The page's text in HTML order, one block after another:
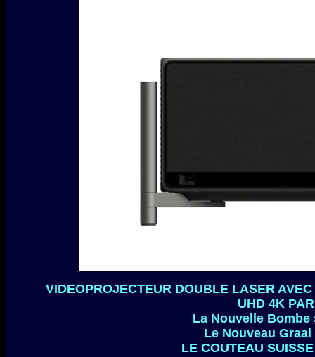
VIDEOPROJECTEUR DOUBLE LASER
UHD 4K
La Nouvelle
Le Nouveau
LE COUTEAU